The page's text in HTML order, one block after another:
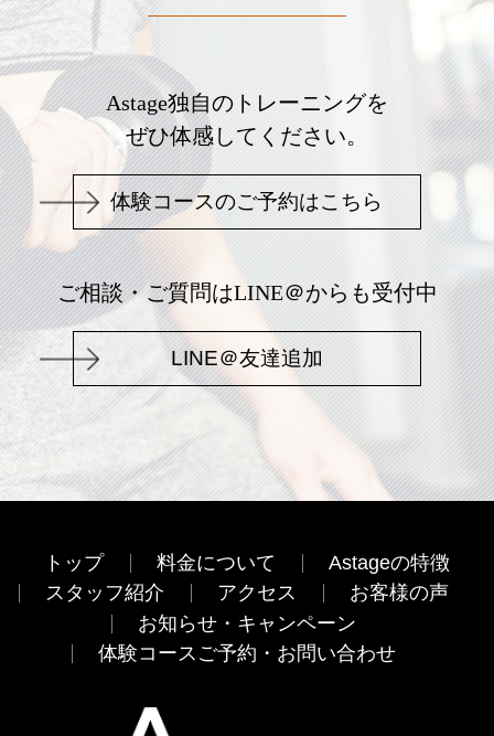
Astage独自のトレーニングを
ぜひ体感してください。
体験コースのご予約はこちら
ご相談・ご質問はLINE＠からも受付中
LINE＠友達追加
トップ 料金について
Astageの特徴
スタッフ紹介
アクセス
お客様の声
お知らせ・キャンペーン
体験コースご予約・お問い合わせ